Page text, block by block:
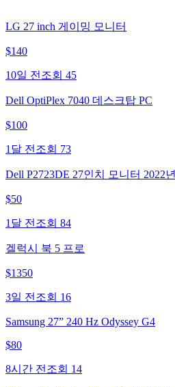
LG 27 inch 게이밍 모니터
$140
10일 전 조회 45
Dell OptiPlex 7040 데스크탑 PC
$100
1달 전 조회 73
Dell P2723DE 27인치 모니터 2022년
$50
1달 전 조회 84
겔럭시 북 5 프로
$1350
3일 전 조회 16
Samsung 27” 240 Hz Odyssey G4
$80
8시간 전 조회 14